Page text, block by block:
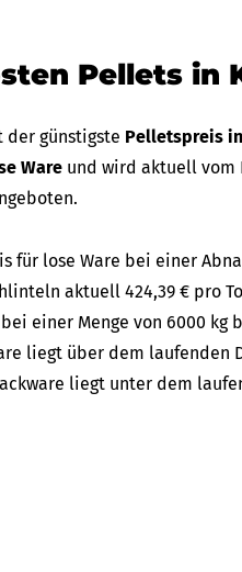
Pellets in
der günstigste Pelletspreis
Ware und wird aktuell vom
für lose Ware bei einer
aktuell 424,39 € pro
einer Menge von 6000 kg
liegt über dem laufenden
liegt unter dem